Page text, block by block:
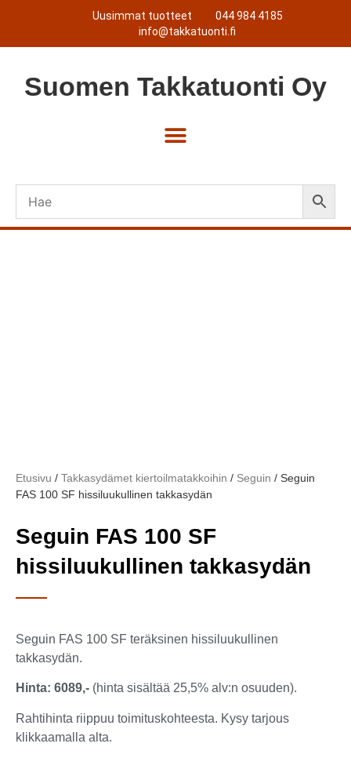
Uusimmat tuotteet
044 984 4185
info@takkatuonti.fi
Suomen Takkatuonti Oy
Etusivu / Takkasydämet kiertoilmatakkoihin / Seguin / Seguin
FAS 100 SF hissiluukullinen takkasydän
Seguin FAS 100 SF
hissiluukullinen takkasydän
Seguin FAS 100 SF teräksinen hissiluukullinen
takkasydän.
Hinta: 6089,- (hinta sisältää 25,5% alv:n osuuden).
Rahtihinta riippuu toimituskohteesta. Kysy tarjous
klikkaamalla alta.